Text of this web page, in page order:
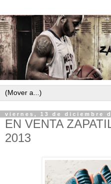
viernes, 13 de diciembre
EN VENTA
2013